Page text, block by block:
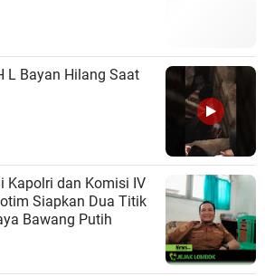
L Bayan Hilang Saat
Kapolri dan Komisi IV
Siapkan Dua Titik
Bawang Putih